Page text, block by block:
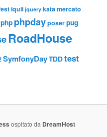
iquii jquery kata mercato
php phpdayposerpug
RoadHouse
SymfonyDayTDDtest
ospitato da DreamHost